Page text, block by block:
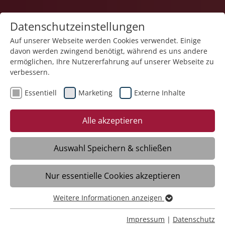
Neues Themendossier:
Haltung >
Datenschutzeinstellungen
Auf unserer Webseite werden Cookies verwendet. Einige
davon werden zwingend benötigt, während es uns andere
ermöglichen, Ihre Nutzererfahrung auf unserer Webseite zu
verbessern.
Essentiell Marketing Externe Inhalte
Alle akzeptieren
Auswahl Speichern & schließen
Nur essentielle Cookies akzeptieren
Essentiell
Essentielle Cookies werden für grundlegende Funktionen
Weitere Informationen anzeigen
Impressum | Datenschutz